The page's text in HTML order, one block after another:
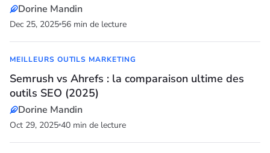
Dorine Mandin
Dec 25, 2025 56 min de lecture
MEILLEURS OUTILS MARKETING
Semrush vs Ahrefs : la comparaison ultime des
outils SEO (2025)
Dorine Mandin
Oct 29, 2025 40 min de lecture